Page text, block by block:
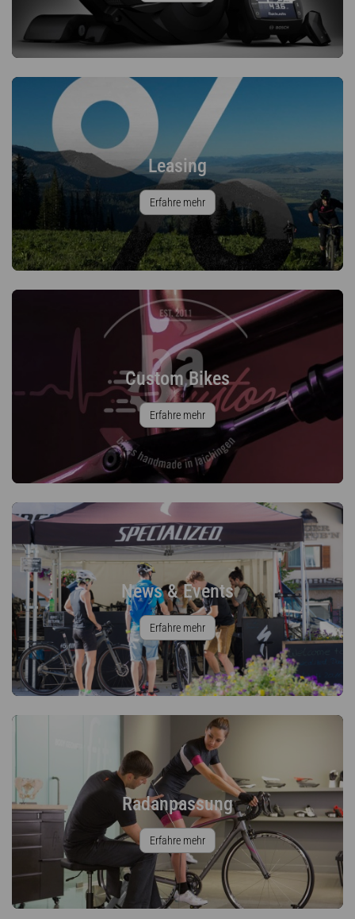
Leasing
Erfahre mehr
Custom Bikes
Erfahre mehr
News & Events
Erfahre mehr
Radanpassung
Erfahre mehr